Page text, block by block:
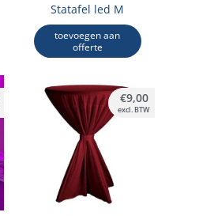
Statafel led M
toevoegen aan
offerte
€9,00
excl. BTW